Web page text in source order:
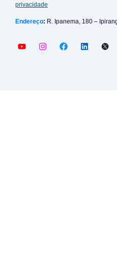
privacidade
Endereço: R. Ipanema, 180 –